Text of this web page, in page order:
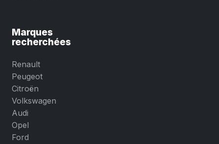
Marques
recherchées
Renault
Peugeot
Citroën
Volkswagen
Audi
Opel
Ford